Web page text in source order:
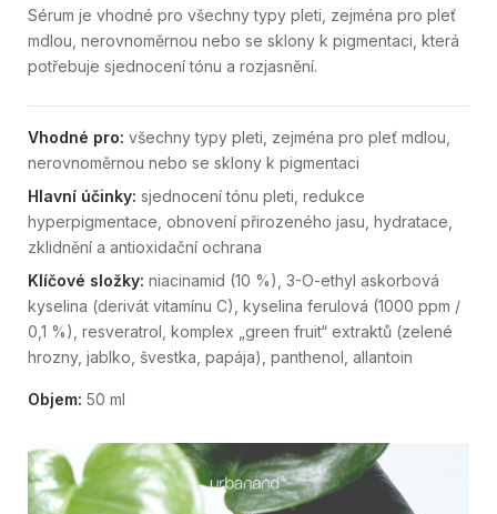
Sérum je vhodné pro všechny typy pleti, zejména pro pleť
mdlou, nerovnoměrnou nebo se sklony k pigmentaci, která
potřebuje sjednocení tónu a rozjasnění.
Vhodné pro: všechny typy pleti, zejména pro pleť mdlou,
nerovnoměrnou nebo se sklony k pigmentaci
Hlavní účinky: sjednocení tónu pleti, redukce
hyperpigmentace, obnovení přirozeného jasu, hydratace,
zklidnění a antioxidační ochrana
Klíčové složky: niacinamid (10 %), 3-O-ethyl askorbová
kyselina (derivát vitamínu C), kyselina ferulová (1000 ppm /
0,1 %), resveratrol, komplex „green fruit“ extraktů (zelené
hrozny, jablko, švestka, papája), panthenol, allantoin
Objem: 50 ml